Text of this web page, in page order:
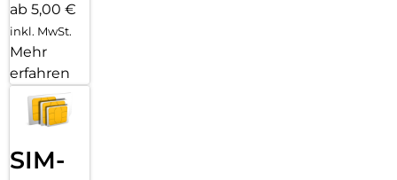
ab 5,00 €
inkl. MwSt.
Mehr
erfahren
SIM-